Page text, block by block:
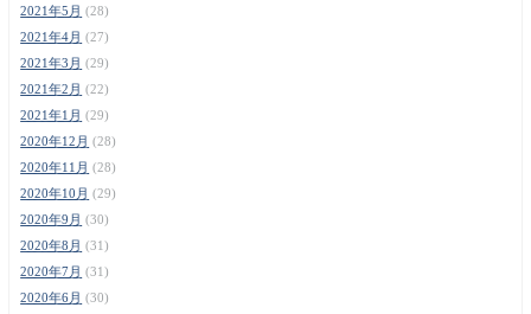
2021年5月 (28)
2021年4月 (27)
2021年3月 (29)
2021年2月 (22)
2021年1月 (29)
2020年12月 (28)
2020年11月 (28)
2020年10月 (29)
2020年9月 (30)
2020年8月 (31)
2020年7月 (31)
2020年6月 (30)